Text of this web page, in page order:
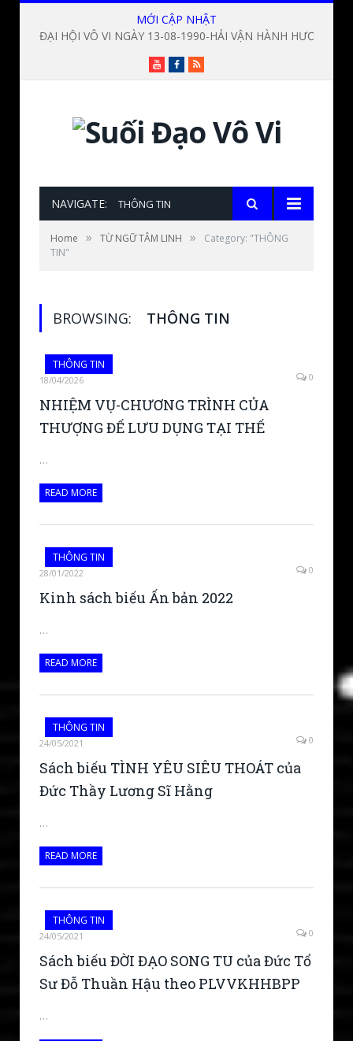
MỚI CẬP NHẬT
YoutubeFacebook
RSS
NAVIGATE: THÔNG TIN
Home » TỪ NGỮ TÂM LINH »
Category: "THÔNG
TIN"
BROWSING: THÔNG TIN
THÔNG TIN
18/04/2026 0
NHIỆM VỤ-CHƯƠNG TRÌNH CỦA
THƯỢNG ĐẾ LƯU DỤNG TẠI THẾ
…
READ MORE
THÔNG TIN
28/01/2022 0
Kinh sách biếu Ấn bản 2022
…
READ MORE
THÔNG TIN
24/05/2021 0
Sách biếu TÌNH YÊU SIÊU THOÁT của
Đức Thầy Lương Sĩ Hằng
…
READ MORE
THÔNG TIN
24/05/2021 0
Sách biếu ĐỜI ĐẠO SONG TU của Đức Tổ
Sư Đỗ Thuần Hậu theo PLVVKHHBPP
…